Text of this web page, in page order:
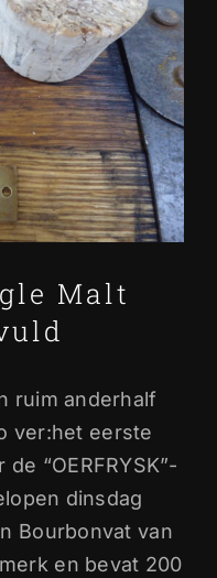
Malt
ruim anderhalf
ver:het eerste
“OERFRYSK”-
dinsdag
Bourbonvat van
en bevat 200